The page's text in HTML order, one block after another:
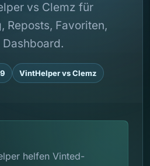
vs Clemz für
Reposts, Favoriten,
VintHelper vs Clemz
helfen Vinted-